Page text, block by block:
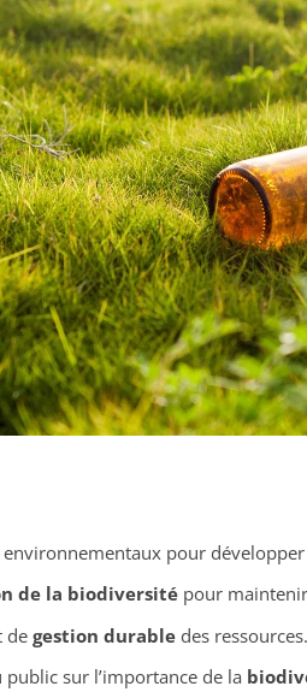
pour développer
de la biodiversitépour maintenir
de gestion durabledes ressources.
sur l’importance de la